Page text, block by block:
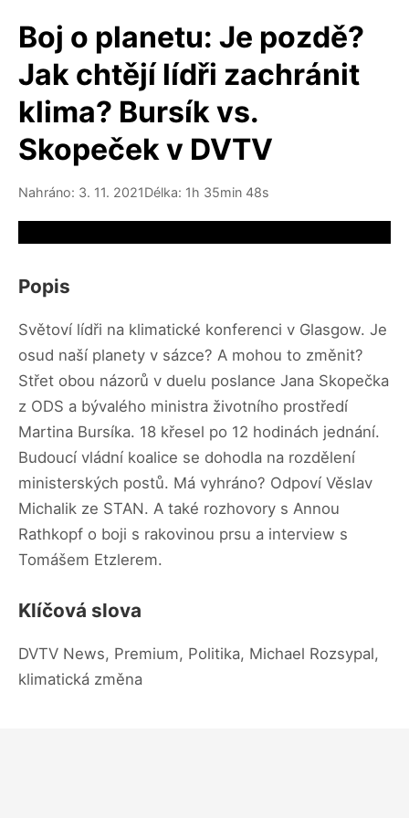
Boj o planetu: Je pozdě?
Jak chtějí lídři zachránit
klima? Bursík vs.
Skopeček v DVTV
Nahráno: 3. 11. 2021Délka: 1h 35min 48s
Popis
Světoví lídři na klimatické konferenci v Glasgow. Je
osud naší planety v sázce? A mohou to změnit?
Střet obou názorů v duelu poslance Jana Skopečka
z ODS a bývalého ministra životního prostředí
Martina Bursíka. 18 křesel po 12 hodinách jednání.
Budoucí vládní koalice se dohodla na rozdělení
ministerských postů. Má vyhráno? Odpoví Věslav
Michalik ze STAN. A také rozhovory s Annou
Rathkopf o boji s rakovinou prsu a interview s
Tomášem Etzlerem.
Klíčová slova
DVTV News, Premium, Politika, Michael Rozsypal,
klimatická změna